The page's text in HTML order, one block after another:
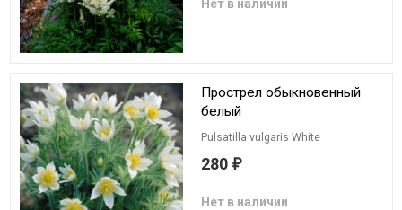
Нет в наличии
Прострел обыкновенный
белый
Pulsatilla vulgaris White
280 ₽
Нет в наличии